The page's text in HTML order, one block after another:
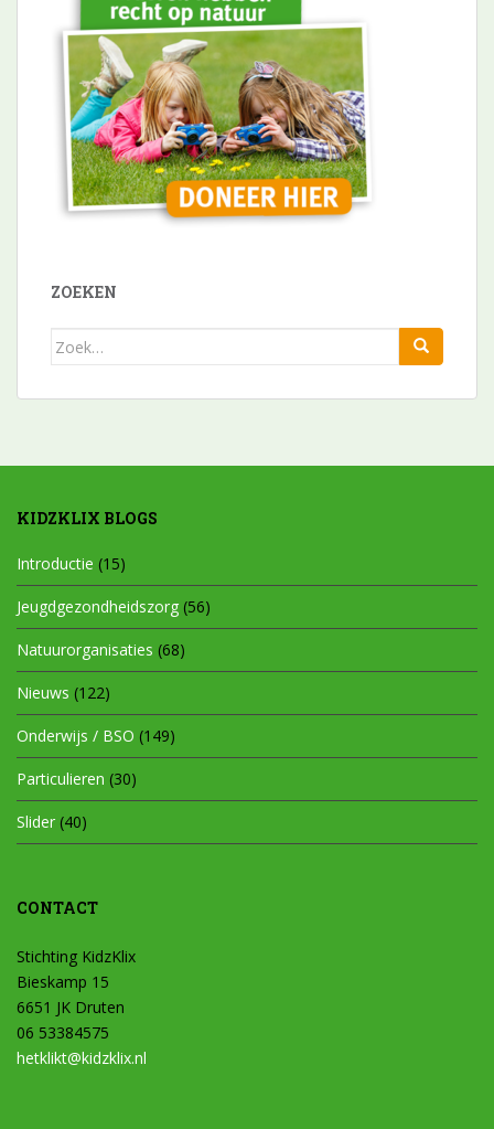
ZOEKEN
Zoek
KIDZKLIX BLOGS
Introductie (15)
Jeugdgezondheidszorg (56)
Natuurorganisaties (68)
Nieuws (122)
Onderwijs / BSO (149)
Particulieren (30)
Slider (40)
CONTACT
Stichting KidzKlix
Bieskamp 15
6651 JK Druten
06 53384575
hetklikt@kidzklix.nl